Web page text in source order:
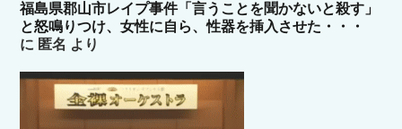
福島県郡山市レイプ事件「言うことを聞かないと殺す」
と怒鳴りつけ、女性に自ら、性器を挿入させた・・・
に 匿名 より